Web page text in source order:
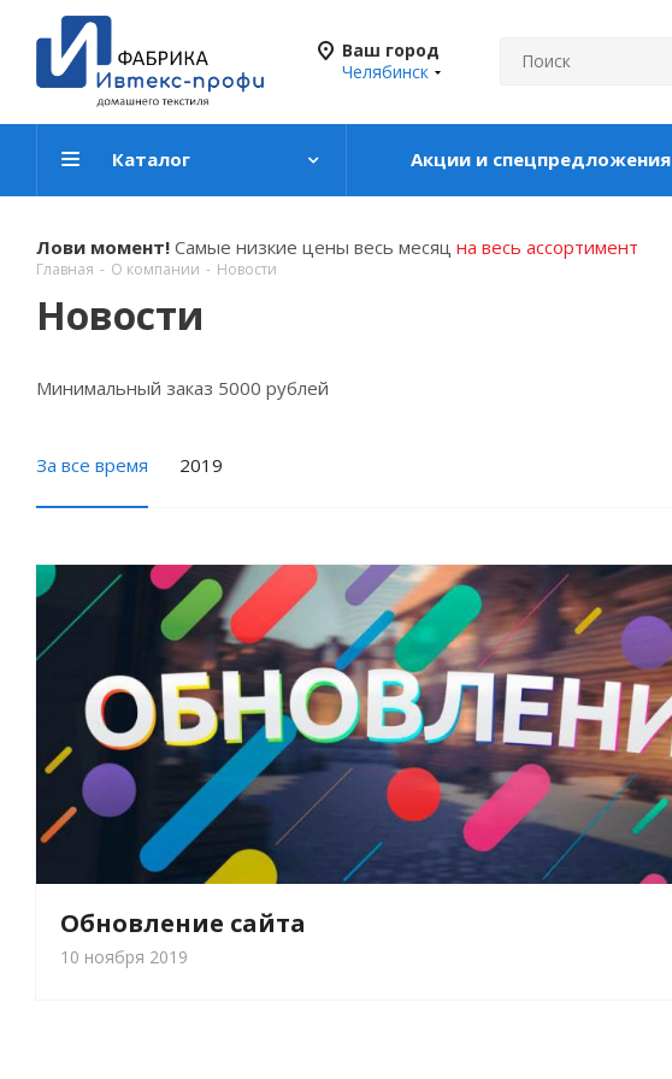
Ваш город
Челябинск
Каталог Акции и спецпредложения
Лови момент! Самые низкие цены весь месяц на весь ассортимент
Главная - О компании - Новости
Новости
Минимальный заказ 5000 рублей
За все время 2019
Обновление сайта
10 ноября 2019